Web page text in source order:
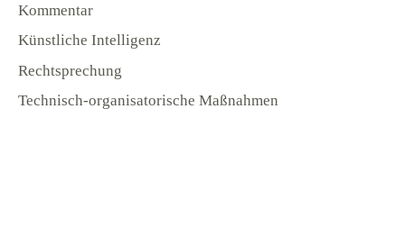
Kommentar
Künstliche Intelligenz
Rechtsprechung
Technisch-organisatorische Maßnahmen